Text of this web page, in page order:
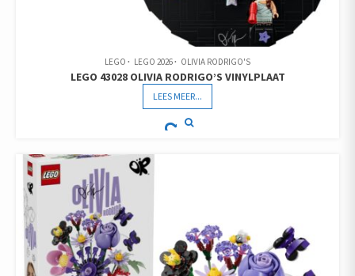
LEGO LEGO 2026 OLIVIA RODRIGO'S
LEGO 43028 OLIVIA RODRIGO’S VINYLPLAAT
LEES MEER...